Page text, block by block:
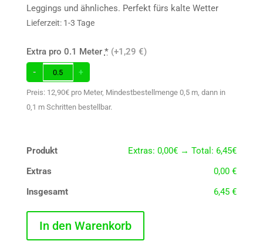
Leggings und ähnliches. Perfekt fürs kalte Wetter
Lieferzeit: 1-3 Tage
Extra pro 0.1 Meter * (+1,29 €)
- +
Preis: 12,90€ pro Meter, Mindestbestellmenge 0,5 m, dann in
0,1 m Schritten bestellbar.
Produkt
Extras: 0,00€ → Total: 6,45€
Extras
0,00 €
Insgesamt
6,45 €
"Schwarz"
In den Warenkorb